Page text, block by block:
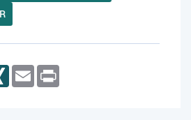
XING Email